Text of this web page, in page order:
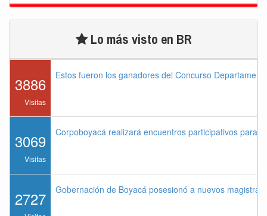
Lo más visto en BR
3886
Visitas
Estos fueron los ganadores del Concurso
3069
Visitas
Corpoboyacá realizará encuentros participativos para
2727 Gobernación de Boyacá posesionó a nuevos